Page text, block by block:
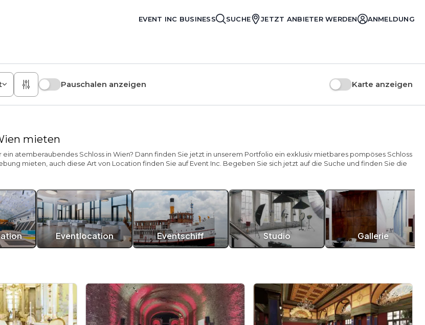
EVENT INC BUSINESS SUCHE JETZT ANBIETER WERDEN ANMELDUNG
Pauschalen anzeigen Karte anzeigen
mieten
atemberaubendes Schloss in Wien? Dann finden Sie jetzt in unserem Portfolio ein exklusiv mietbares pompöses Schloss
mieten, auch diese Art von Location finden Sie auf Event Inc. Begeben Sie sich jetzt auf die Suche und finden Sie die
Eventlocation Eventschiff Studio Gallerie